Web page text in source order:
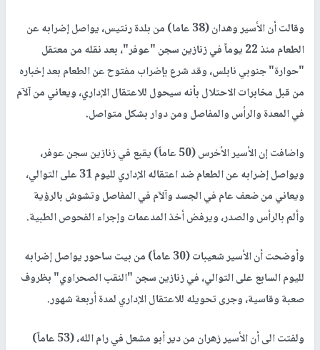
وقالت أن الأسير وهدان (38 عاما) من بلدة رنتيس، يواصل إضرابه عن
الطعام منذ 22 يوماً في زنازين سجن "عوفر"، بعد نقله من معتقل
"حوارة" جنوبي نابلس، وقد شرع بإضراب مفتوح عن الطعام بعد إخباره
من قبل مخابرات الاحتلال بأنه سيحول للاعتقال الإداري، ويعاني من آلآم
في المعدة والرأس والمفاصل ومن دوار بشكل متواصل.
واضافت إن الأسير الأخرس (50 عاماً) يقبع في زنازين سجن عوفر،
ويواصل إضرابه عن الطعام ضد اعتقاله الإداري لليوم 31 على التوالي،
ويعاني من ضعف عام في الجسد وآلآم في المفاصل وتشوش بالرؤية
وألم بالرأس والصدر، ويرفض أخذ المدعمات وإجراء الفحوص الطبية.
وأوضحت أن الأسير شعيبات (30 عاماً) من بيت ساحور يواصل إضرابه
لليوم السابع على التوالي، في زنازين سجن "النقب الصحراوي" بظروف
صعبة وقاسية، وجرى تحويله للاعتقال الإداري لمدة أربعة شهور.
ولفتت الى أن الأسير زهران من دير أبو مشعل في رام الله، (53 عاماً)